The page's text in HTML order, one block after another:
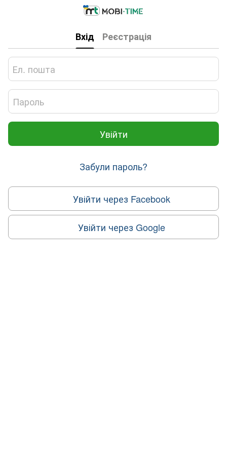
Вхід Реєстрація
Увійти
Забули пароль?
Увійти через Facebook
Увійти через Google